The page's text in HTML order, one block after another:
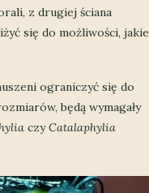
z drugiej ściana
się do możliwości, jakie
ograniczyć się do
będą wymagały
czyCatalaphylia